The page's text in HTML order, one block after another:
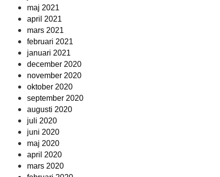
maj 2021
april 2021
mars 2021
februari 2021
januari 2021
december 2020
november 2020
oktober 2020
september 2020
augusti 2020
juli 2020
juni 2020
maj 2020
april 2020
mars 2020